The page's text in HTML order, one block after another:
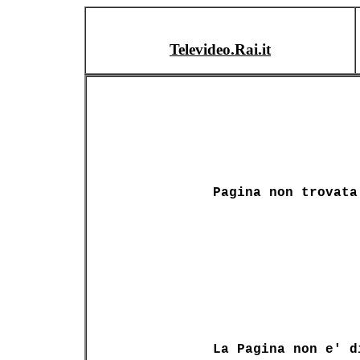
Televideo.Rai.it
Pagina non trovata
La Pagina non e'